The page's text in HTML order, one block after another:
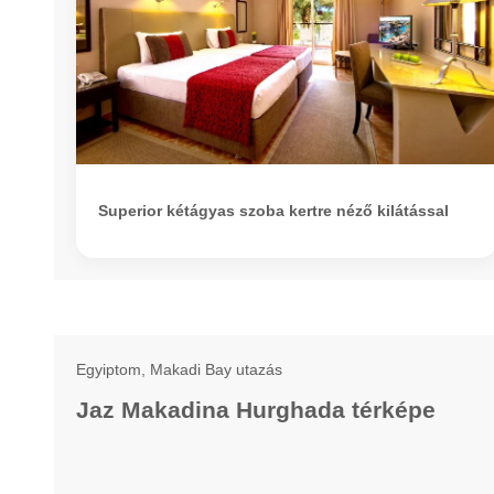
Superior kétágyas szoba kertre néző kilátással
Egyiptom, Makadi Bay utazás
Jaz Makadina Hurghada térképe